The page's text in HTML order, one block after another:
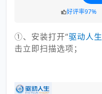
好评率97%
①、安装打开“驱动人生
击立即扫描选项；